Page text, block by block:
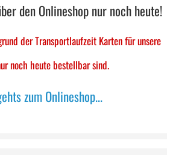
den Onlineshop nur noch heute!
der Transportlaufzeit Karten für unsere
noch heute bestellbar sind.
zum Onlineshop...